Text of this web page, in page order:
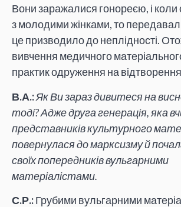
Вони заражалися гонореєю, і
з молодими жінками, то
це призводило до неплідності.
вивчення медичного
практик одруження на
В.А.:Як Ви зараз дивитеся на
тоді? Адже друга генерація, яка
представників культурного
повернулася до марксизму й
своїх попередників вульгарними
матеріалістами.
С.Р.:Грубими вульгарними